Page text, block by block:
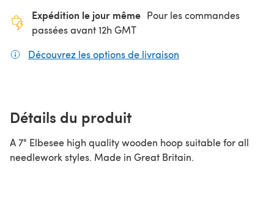
Expédition le jour même Pour les commandes
passées avant 12h GMT
Découvrez les options de livraison
Détails du produit
A 7" Elbesee high quality wooden hoop suitable for all
needlework styles. Made in Great Britain.